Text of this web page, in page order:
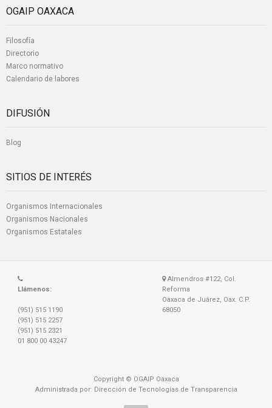
OGAIP OAXACA
Filosofía
Directorio
Marco normativo
Calendario de labores
DIFUSIÓN
Blog
SITIOS DE INTERÉS
Organismos Internacionales
Organismos Nacionales
Organismos Estatales
Llámenos:
(951) 515 1190
(951) 515 2257
(951) 515 2321
01 800 00 43247
Almendros #122, Col.
Reforma
Oaxaca de Juárez, Oax. C.P.
68050
Copyright © OGAIP Oaxaca
Administrada por: Dirección de Tecnologías de Transparencia